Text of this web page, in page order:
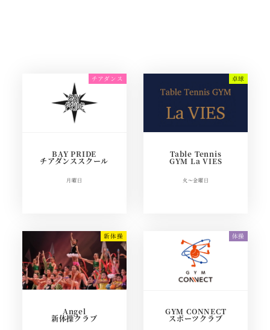
BAY PRIDE
チアダンススクール
月曜日
Table Tennis
GYM La VIES
火～金曜日
Angel
新体操クラブ
GYM CONNECT
スポーツクラブ